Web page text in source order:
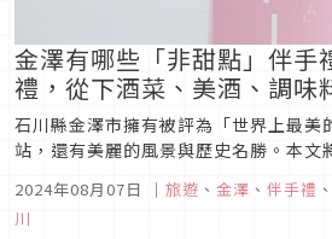
金澤有哪些「非甜點」伴手
禮，從下酒菜、美酒、調味
石川縣金澤市擁有被評為「世界上最美
站，還有美麗的風景與歷史名勝。本文
的金澤市，有哪些甜點以外的伴手禮！
之手的傳統工藝品應有盡有，買來犒賞
常適合。
2024年08月07日 ｜ 旅遊 、 金澤 、 伴手禮 、
川